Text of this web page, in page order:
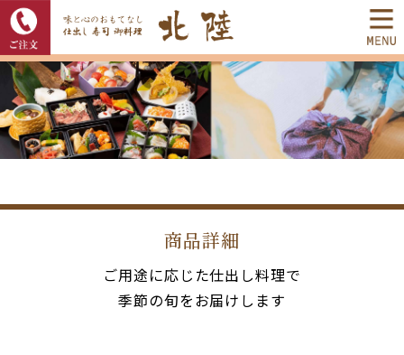
商品詳細
ご用途に応じた仕出し料理で
季節の旬をお届けします